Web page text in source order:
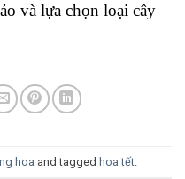
và lựa chọn loại cây
hoa and tagged hoa tết